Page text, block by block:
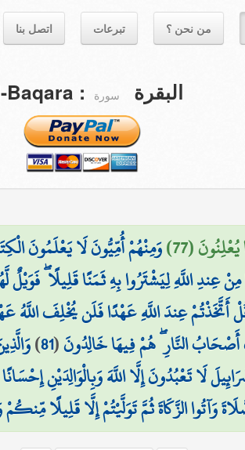
اتصل بنا تبرعات من نحن ؟
البقرة سورة :
Baqara
(77) وَمِنْهُمْ أُمِّيُّونَ لَا يَعْلَمُونَ
عِندِ اللَّهِ لِيَشْتَرُوا بِهِ ثَمَنًا قَلِيلًا
قُلْ أَتَّخَذْتُمْ عِندَ اللَّهِ عَهْدًا فَلَن يُخْلِفَ اللَّهُ
النَّارِ ۖ هُمْ فِيهَا خَالِدُونَ(
81
)
لَا تَعْبُدُونَ إِلَّا اللَّهَ وَبِالْوَالِدَيْنِ
وَآتُوا الزَّكَاةَ ثُمَّ تَوَلَّيْتُمْ إِلَّا قَلِيلًا